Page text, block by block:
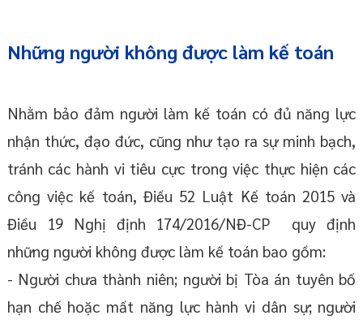
Những người không được làm kế toán
Nhằm bảo đảm người làm kế toán có đủ năng lực
nhận thức, đạo đức, cũng như tạo ra sự minh bạch,
tránh các hành vi tiêu cực trong việc thực hiện các
công việc kế toán, Điều 52 Luật Kế toán 2015 và
Điều 19 Nghị định 174/2016/NĐ-CP quy định
những người không được làm kế toán bao gồm:
- Người chưa thành niên; người bị Tòa án tuyên bố
hạn chế hoặc mất năng lực hành vi dân sự; người